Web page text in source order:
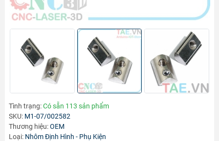
Tình trạng:Có sẵn 113 sản phẩm
SKU: M1-07/002582
Thương hiệu:OEM
Loại: Nhôm Định Hình - Phụ Kiện